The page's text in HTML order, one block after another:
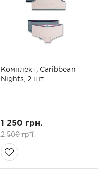
Комплект, Caribbean
Nights, 2 шт
1 250 грн.
2 500 грн.